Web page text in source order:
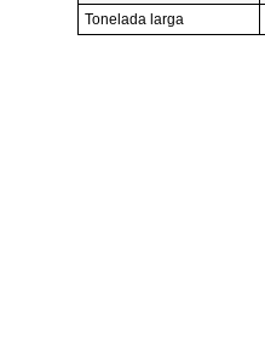
Tonelada larga